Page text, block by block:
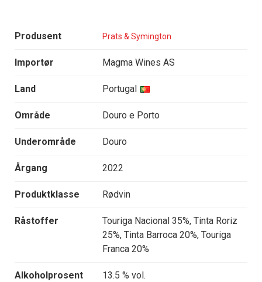
Produsent Prats & Symington
Importør Magma Wines AS
Land Portugal
Område Douro e Porto
Underområde Douro
Årgang 2022
Produktklasse Rødvin
Råstoffer
Touriga Nacional 35%, Tinta Roriz
25%, Tinta Barroca 20%, Touriga
Franca 20%
Alkoholprosent 13.5 % vol.